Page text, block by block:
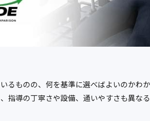
るものの、何を基準に選べばよいのかわ
指導の丁寧さや設備、通いやすさも異な